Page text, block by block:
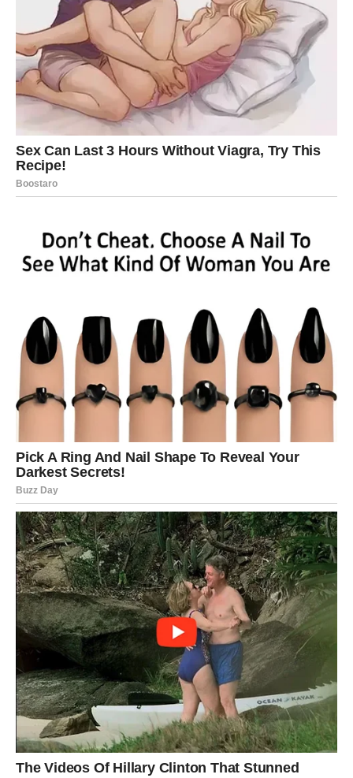
Poruka zvijezda
Budite otvoreni za iznenađenja.
Nova vrata se otvaraju
Pred vama su romantični trenuci.
ŠKORPIJA
očekujete.
Poruka zvijezda
Budite spremni reagovati brzo.
Obilje vam dolazi u susret
Pred vama su snažni dani.
STRIJELAC
Nova iskustva i novi ljudi unose svježinu u vaš život.
Jedan događaj mogao bi vas potpuno iznenaditi.
Poruka zvijezda
Recite „da“ nečemu drugačijem.
Sudbina vas vodi prema sreći